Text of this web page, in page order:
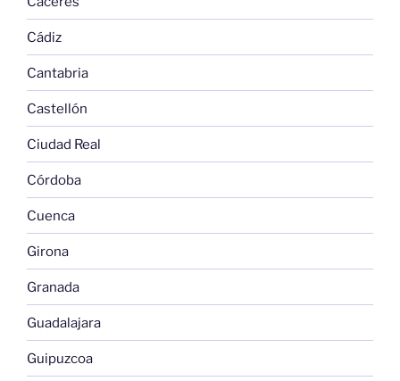
Cádiz
Cantabria
Castellón
Ciudad Real
Córdoba
Cuenca
Girona
Granada
Guadalajara
Guipuzcoa